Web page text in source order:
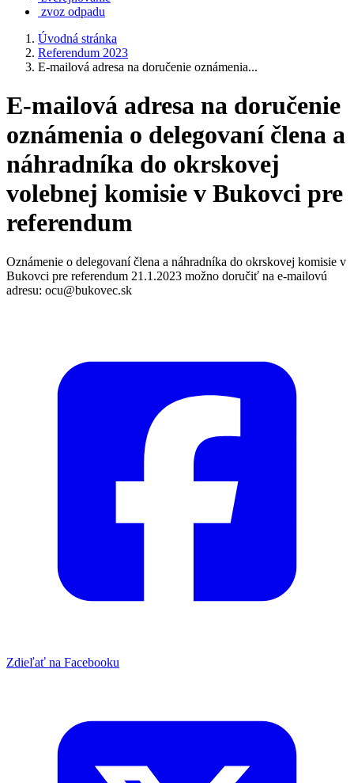
zvoz odpadu
Úvodná stránka
Referendum 2023
E-mailová adresa na doručenie oznámenia...
E-mailová adresa na doručenie
oznámenia o delegovaní člena a
náhradníka do okrskovej
volebnej komisie v Bukovci pre
referendum
Oznámenie o delegovaní člena a náhradníka do okrskovej komisie v
Bukovci pre referendum 21.1.2023 možno doručiť na e-mailovú
adresu: ocu@bukovec.sk
Zdieľať na Facebooku